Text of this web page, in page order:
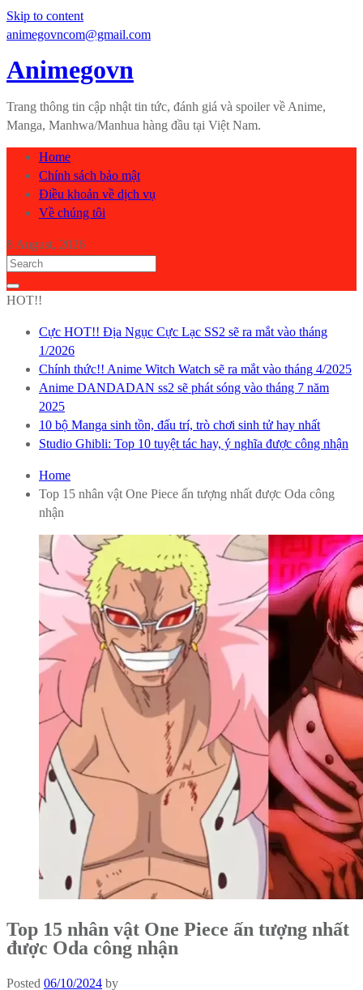
Skip to content
animegovncom@gmail.com
Animegovn
Trang thông tin cập nhật tin tức, đánh giá và spoiler về Anime,
Manga, Manhwa/Manhua hàng đầu tại Việt Nam.
Home
Chính sách bảo mật
Điều khoản về dịch vụ
Về chúng tôi
8 August, 2026
HOT!!
Cực HOT!! Địa Ngục Cực Lạc SS2 sẽ ra mắt vào tháng
1/2026
Chính thức!! Anime Witch Watch sẽ ra mắt vào tháng 4/2025
Anime DANDADAN ss2 sẽ phát sóng vào tháng 7 năm
2025
10 bộ Manga sinh tồn, đấu trí, trò chơi sinh tử hay nhất
Studio Ghibli: Top 10 tuyệt tác hay, ý nghĩa được công nhận
Home
Top 15 nhân vật One Piece ấn tượng nhất được Oda công
nhận
Top 15 nhân vật One Piece ấn tượng nhất
được Oda công nhận
Posted 06/10/2024 by